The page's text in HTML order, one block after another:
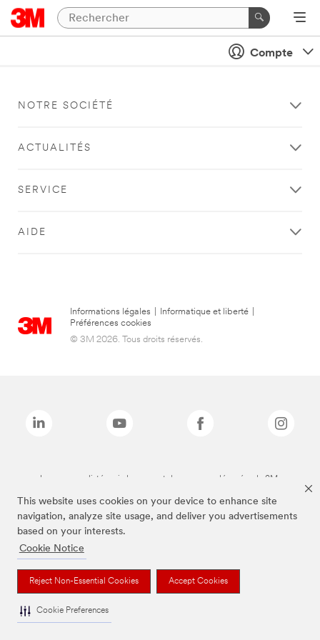
This website uses cookies on your device to enhance site
navigation, analyze site usage, and deliver you advertisements
based on your interests.
Cookie Notice
Reject Non-Essential Cookies Accept Cookies
Cookie Preferences
Compte
NOTRE SOCIÉTÉ
ACTUALITÉS
SERVICE
AIDE
Informations légales Informatique et liberté
Préférences cookies
© 3M 2026. Tous droits réservés.
Les marques listées ci-dessus sont des marques déposées de 3M.